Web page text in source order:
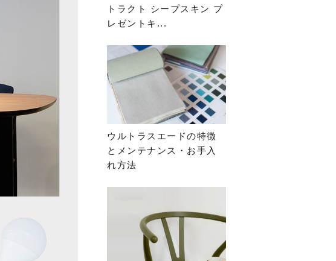
トラクト シープスキン プ
レゼントキ...
ウルトラスエードの特徴
とメンテナンス・お手入
れ方法